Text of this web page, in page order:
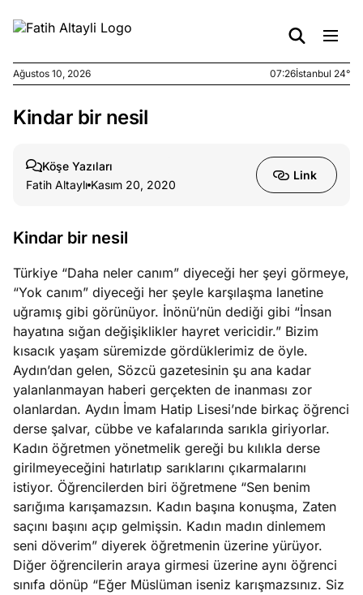
Ağustos
değil
Ağustos
7, 2026
kirli
kimler
Ağustos
6, 2026
yasalar
Köşe
Yazıları
Spor
Yazıları
Yazıları
Ağustos 10, 2026 07:26İstanbul 24°
Kindar bir nesil
Köşe Yazıları
Fatih Altaylı Kasım 20, 2020
Link
Kindar bir nesil
Türkiye “Daha neler canım” diyeceği her şeyi görmeye,
“Yok canım” diyeceği her şeyle karşılaşma lanetine
uğramış gibi görünüyor. İnönü’nün dediği gibi “İnsan
hayatına sığan değişiklikler hayret vericidir.” Bizim
kısacık yaşam süremizde gördüklerimiz de öyle.
Aydın’dan gelen, Sözcü gazetesinin şu ana kadar
yalanlanmayan haberi gerçekten de inanması zor
olanlardan. Aydın İmam Hatip Lisesi’nde birkaç öğrenci
derse şalvar, cübbe ve kafalarında sarıkla giriyorlar.
Kadın öğretmen yönetmelik gereği bu kılıkla derse
girilmeyeceğini hatırlatıp sarıklarını çıkarmalarını
istiyor. Öğrencilerden biri öğretmene “Sen benim
sarığıma karışamazsın. Kadın başına konuşma, Zaten
saçını başını açıp gelmişsin. Kadın madın dinlemem
seni döverim” diyerek öğretmenin üzerine yürüyor.
Diğer öğrencilerin araya girmesi üzerine aynı öğrenci
sınıfa dönüp “Eğer Müslüman iseniz karışmazsınız. Siz